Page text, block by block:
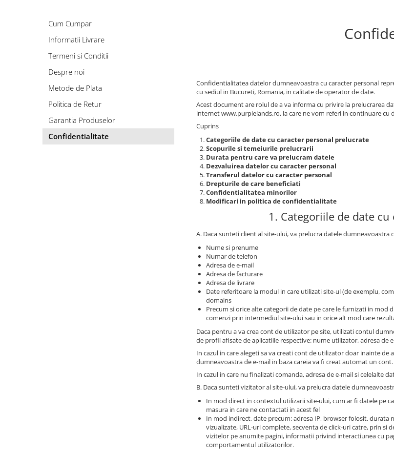
Exfoliante Pentru Corp
FOR GENTLEMEN
Confidentialitatea datelor dumneavoastra cu caracter personal
cu sediul in Bucureti, Romania, in calitate de operator de date.
Acest document are rolul de a va informa cu privire la prelucrarea
internet www.purplelands.ro, la care ne vom referi in continuare cu
Cuprins
Categoriile de date cu caracter personal prelucrate
Scopurile si temeiurile prelucrarii
Durata pentru care va prelucram datele
Dezvaluirea datelor cu caracter personal
Transferul datelor cu caracter personal
Drepturile de care beneficiati
Confidentialitatea minorilor
Modificari in politica de confidentialitate
1. Categoriile de date
A. Daca sunteti client al site-ului, va prelucra datele dumneavoastra
Nume si prenume
Numar de telefon
Adresa de e-mail
Adresa de facturare
Adresa de livrare
Date referitoare la modul in care utilizati site-ul (de exemplu,
domains
Precum si orice alte categorii de date pe care le furnizati in
comenzi prin intermediul site-ului sau in orice alt mod care
Daca pentru a va crea cont de utilizator pe site, utilizati contul
de profil afisate de aplicatiile respective: nume utilizator, adresa de
In cazul in care alegeti sa va creati cont de utilizator doar inainte
dumneavoastra de e-mail in baza careia va fi creat automat un cont.
In cazul in care nu finalizati comanda, adresa de e-mail si celelalte
B. Daca sunteti vizitator al site-ului, va prelucra datele
In mod direct in contextul utilizarii site-ului, cum ar fi datele pe
masura in care ne contactati in acest fel
In mod indirect, date precum: adresa IP, browser folosit,
vizualizate, URL-uri complete, secventa de click-uri catre, prin
vizitelor pe anumite pagini, informatii privind interactiunea cu
comportamentul utilizatorilor.
Cum Cumpar
Informatii Livrare
Termeni si Conditii
Despre noi
Metode de Plata
Politica de Retur
Garantia Produselor
Confidentialitate